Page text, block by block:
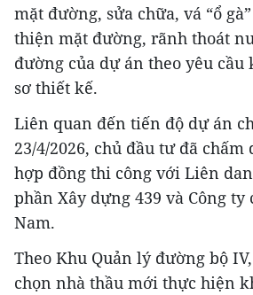
mặt đường, sửa chữa, vá “ổ
thiện mặt đường, rãnh thoát
đường của dự án theo yêu cầu
sơ thiết kế.
Liên quan đến tiến độ dự án
23/4/2026, chủ đầu tư đã
hợp đồng thi công với Liên
phần Xây dựng 439 và Công ty
Nam.
Theo Khu Quản lý đường bộ
chọn nhà thầu mới thực hiện